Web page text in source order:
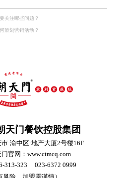
关注哪些问题？
策划营销活动？
天门餐饮控股集团
·渝中区·地产大厦2号楼16F
官网：www.ctmcq.com
313-323 023-6372 0999